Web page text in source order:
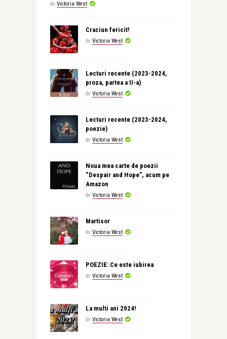
de Victoria West
Craciun fericit!
de Victoria West
Lecturi recente (2023-2024,
proza, partea a II-a)
de Victoria West
Lecturi recente (2023-2024,
poezie)
de Victoria West
Noua mea carte de poezii
“Despair and Hope”, acum pe
Amazon
de Victoria West
Martisor
de Victoria West
POEZIE: Ce este iubirea
de Victoria West
La multi ani 2024!
de Victoria West